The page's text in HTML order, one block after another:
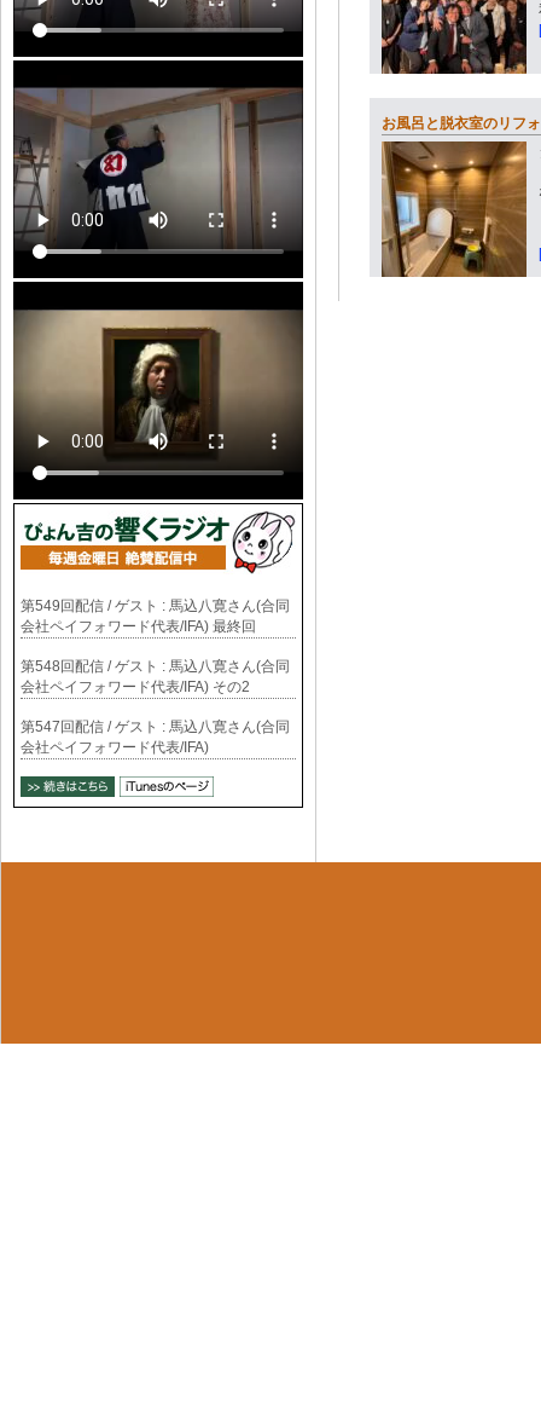
お風呂と脱衣室のリフ
第549回配信 / ゲスト : 馬込八寛さん(合同
会社ペイフォワード代表/IFA) 最終回
第548回配信 / ゲスト : 馬込八寛さん(合同
会社ペイフォワード代表/IFA) その2
第547回配信 / ゲスト : 馬込八寛さん(合同
会社ペイフォワード代表/IFA)